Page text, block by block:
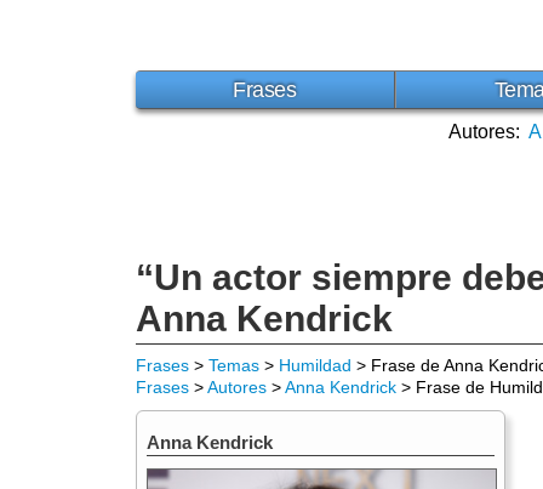
Frases
Autores: A
“Un actor siempre
Anna Kendrick
Frases > Temas > Humildad > Frase de Anna
Frases >Autores >Anna Kendrick > Frase de
Anna Kendrick